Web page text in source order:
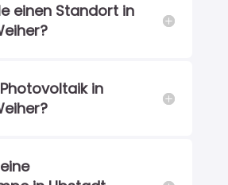
einen Standort in
in